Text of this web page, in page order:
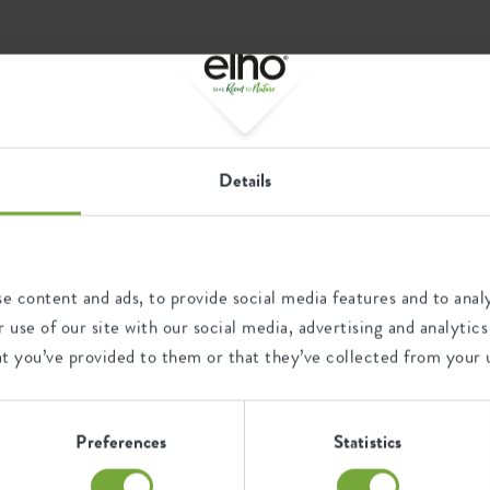
Details
content and ads, to provide social media features and to
of our site with our social media, advertising and
provided to them or that they’ve collected from your
Preferences Statistics
volledig recyclebaar.
een vuiltje of een stootje.
elho eco paspoort
Recycling
Dit product bestaat uit 100%
post-consumer afval en 0%
post-industrieel afval.
Certificaten Garantie